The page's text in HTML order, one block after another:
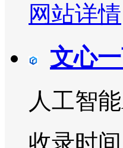
网站详情
文心
人工智
收录时